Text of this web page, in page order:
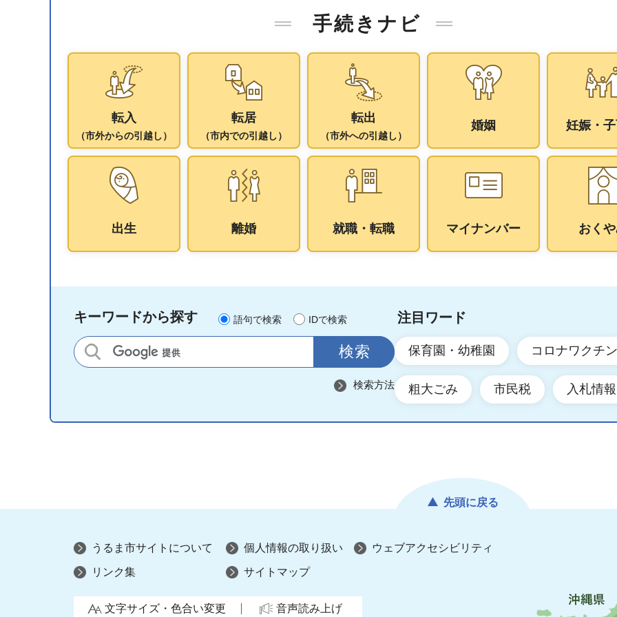
手続きナビ
転入
（市外からの引越し）
転居
（市内での引越し）
転出
（市外への引越し）
婚姻 妊娠・
出生 離婚 就職・転職 マイナンバー おく
キーワードから探す 語句で検索 IDで検索
サイト内検索
検索方法
注目ワード
保育園・幼稚園 コロナワクチン
粗大ごみ 市民税 入札情報
先頭に戻る
うるま市サイトについて 個人情報の取り扱い ウェブアクセシビリティ
リンク集 サイトマップ
文字サイズ・色合い変更 音声読み上げ